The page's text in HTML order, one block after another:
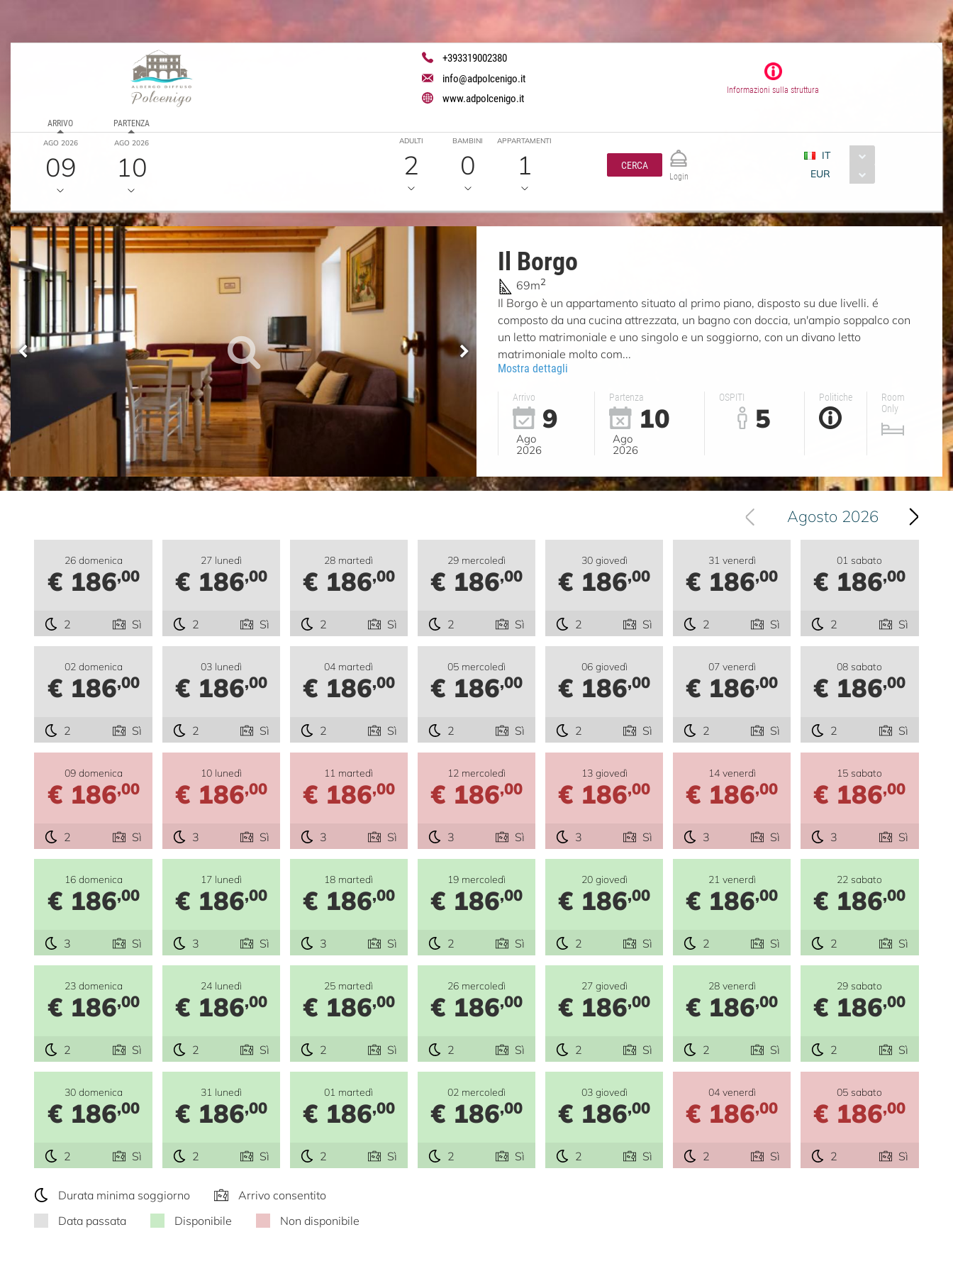
+393319002380
info@adpolcenigo.it
www.adpolcenigo.it
Informazioni sulla struttura
ARRIVO
AGO 2026
09
PARTENZA
AGO 2026
10
ADULTI
2
BAMBINI
0
APPARTAMENTI
1 CERCA
Login
IT
EUR
Il Borgo
69m2
Il Borgo è un appartamento situato al primo piano, disposto su due livelli. é
composto da una cucina attrezzata, un bagno con doccia, un'ampio soppalco con
un letto matrimoniale e uno singolo e un soggiorno, con un divano letto
matrimoniale molto com...
Mostra dettagli
Arrivo
9
Ago
2026
Partenza
10
Ago
2026
OSPITI
5
Politiche
Room
Only
Agosto 2026
26 domenica
€ 186,00
2 Sì
27 lunedì
€ 186,00
2 Sì
28 martedì
€ 186,00
2 Sì
29 mercoledì
€ 186,00
2 Sì
30 giovedì
€ 186,00
2 Sì
31 venerdì
€ 186,00
2 Sì
01 sabato
€ 186,00
2 Sì
02 domenica
€ 186,00
2 Sì
03 lunedì
€ 186,00
2 Sì
04 martedì
€ 186,00
2 Sì
05 mercoledì
€ 186,00
2 Sì
06 giovedì
€ 186,00
2 Sì
07 venerdì
€ 186,00
2 Sì
08 sabato
€ 186,00
2 Sì
09 domenica
€ 186,00
2 Sì
10 lunedì
€ 186,00
3 Sì
11 martedì
€ 186,00
3 Sì
12 mercoledì
€ 186,00
3 Sì
13 giovedì
€ 186,00
3 Sì
14 venerdì
€ 186,00
3 Sì
15 sabato
€ 186,00
3 Sì
16 domenica
€ 186,00
3 Sì
17 lunedì
€ 186,00
3 Sì
18 martedì
€ 186,00
3 Sì
19 mercoledì
€ 186,00
2 Sì
20 giovedì
€ 186,00
2 Sì
21 venerdì
€ 186,00
2 Sì
22 sabato
€ 186,00
2 Sì
23 domenica
€ 186,00
2 Sì
24 lunedì
€ 186,00
2 Sì
25 martedì
€ 186,00
2 Sì
26 mercoledì
€ 186,00
2 Sì
27 giovedì
€ 186,00
2 Sì
28 venerdì
€ 186,00
2 Sì
29 sabato
€ 186,00
2 Sì
30 domenica
€ 186,00
2 Sì
31 lunedì
€ 186,00
2 Sì
01 martedì
€ 186,00
2 Sì
02 mercoledì
€ 186,00
2 Sì
03 giovedì
€ 186,00
2 Sì
04 venerdì
€ 186,00
2 Sì
05 sabato
€ 186,00
2 Sì
Durata minima soggiorno
Arrivo consentito
Data passata
Disponibile Non disponibile